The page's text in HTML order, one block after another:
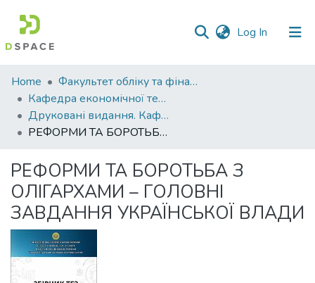
Log In (current)
Communities
&
Collections
Statistics
Home
Факультет обліку та фінансів
Кафедра економічної теорії та економічних досліджень
Друковані видання. Кафедра економічної теорії та економічних досліджень
РЕФОРМИ ТА БОРОТЬБА З ОЛІГАРХАМИ – ГОЛОВНІ ЗАВДАННЯ УКРАЇНСЬКОЇ ВЛАДИ
РЕФОРМИ ТА БОРОТЬБА З
ОЛІГАРХАМИ – ГОЛОВНІ
ЗАВДАННЯ УКРАЇНСЬКОЇ ВЛАДИ